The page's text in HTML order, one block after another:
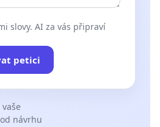
slovy. AI za vás připraví
petici
návrhu